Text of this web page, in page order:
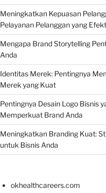
Meningkatkan Kepuasan
Pelayanan Pelanggan yang
Mengapa Brand Storytelling
Anda
Identitas Merek: Pentingnya
Merek yang Kuat
Pentingnya Desain Logo Bisnis
Memperkuat Brand Anda
Meningkatkan Branding Kuat:
untuk Bisnis Anda
okhealthcareers.com